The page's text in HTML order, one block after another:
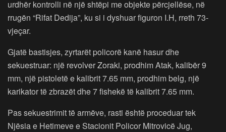
urdhër kontrolli në një shtëpi me objekte përcjellëse, në
rrugën “Rifat Dedija”, ku si i dyshuar figuron I.H, rreth 73-
vjeçar.
Gjatë bastisjes, zyrtarët policorë kanë hasur dhe
sekuestruar: një revolver Zoraki, prodhim Atak, kalibër 9
mm, një pistoletë e kalibrit 7.65 mm, prodhim belg, një
karikator të zbrazët dhe 7 fishekë të kalibrit 7.65 mm.
Pas sekuestrimit të armëve, rasti është proceduar tek
Njësia e Hetimeve e Stacionit Policor Mitrovicë Jug,